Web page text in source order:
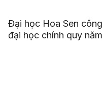
Đại học Hoa Sen
đại học chính quy